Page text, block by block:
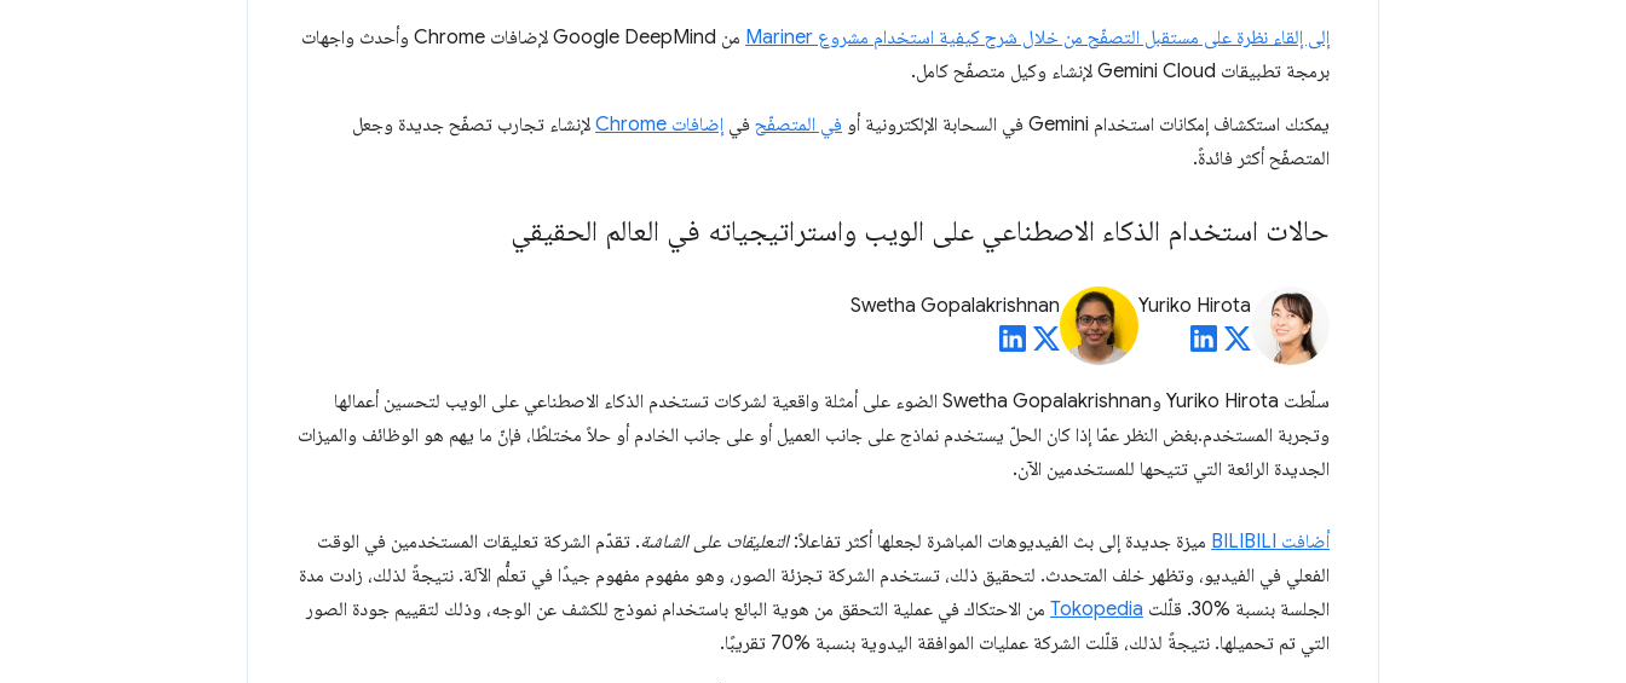
إلى إلقاء نظرة على مستقبل التصفّح من خلال شرح كيفية استخدام مشروع Mariner
من Google DeepMind لإضافات Chrome وأحدث واجهات
برمجة تطبيقات Gemini Cloud لإنشاء وكيل متصفّح كامل.
يمكنك استكشاف إمكانات استخدام Gemini في السحابة الإلكترونية أو في المتصفّح في إضافات Chrome
لإنشاء تجارب تصفّح جديدة وجعل
المتصفّح أكثر فائدةً.
حالات استخدام الذكاء الاصطناعي على الويب واستراتيجياته في العالم الحقيقي
Yuriko Hirota
Swetha Gopalakrishnan
سلّطت Yuriko Hirota وSwetha Gopalakrishnan الضوء على أمثلة واقعية لشركات تستخدم الذكاء الاصطناعي على الويب لتحسين أعمالها
وتجربة المستخدم.بغض النظر عمّا إذا كان الحلّ يستخدم نماذج على جانب العميل أو على جانب الخادم أو حلاً مختلطًا، فإنّ ما يهم هو الوظائف والميزات
الجديدة الرائعة التي تتيحها للمستخدمين الآن.
أضافت BILIBILI ميزة جديدة إلى بث الفيديوهات المباشرة لجعلها أكثر تفاعلاً:التعليقات على الشاشة. تقدّم الشركة تعليقات المستخدمين في الوقت
الفعلي في الفيديو، وتظهر خلف المتحدث. لتحقيق ذلك، تستخدم الشركة تجزئة الصور، وهو مفهوم مفهوم جيدًا في تعلُّم الآلة. نتيجةً لذلك، زادت مدة
الجلسة بنسبة %30. قلّلت
Tokopedia من الاحتكاك في عملية التحقق من هوية البائع باستخدام نموذج للكشف عن الوجه، وذلك لتقييم جودة الصور
التي تم تحميلها. نتيجةً لذلك، قلّلت الشركة عمليات الموافقة اليدوية بنسبة %70 تقريبًا.